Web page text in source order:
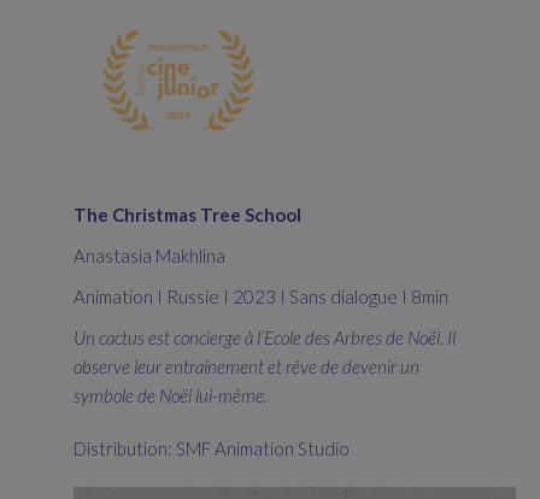
The Christmas Tree School
Anastasia Makhlina
Animation I Russie I 2023 I Sans dialogue I 8min
Un cactus est concierge à l’Ecole des Arbres de Noël. Il
observe leur entraînement et rêve de devenir un
symbole de Noël lui-même.
Distribution: SMF Animation Studio